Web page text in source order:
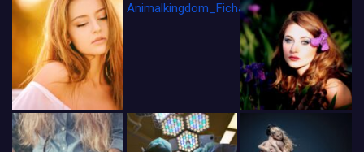
Animalkingdom_FichaCine